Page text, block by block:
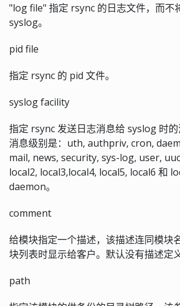
"log file" 指定 rsync 的日志文件，而不
syslog。
pid file
指定 rsync 的 pid 文件。
syslog facility
指定 rsync 发送日志消息给 syslog 时
消息级别是：uth, authpriv, cron,
mail, news, security, sys-log, user,
local2, local3,local4, local5, local6 和
daemon。
comment
给模块指定一个描述，该描述连同模块
块列表时显示给客户。默认没有描述定义
path